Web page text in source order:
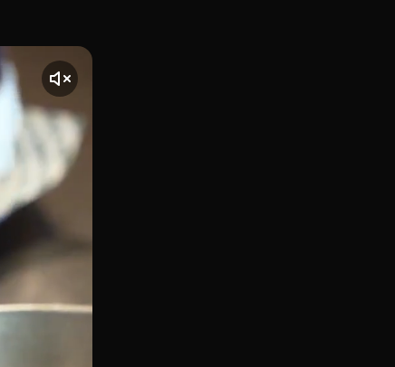
de la calle más dinámica y concurrida de
El vídeo comienza con una toma de Frankie